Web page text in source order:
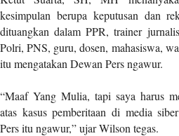
c
a
t
e
o
r
y
kesimpulan berupa keputusan dan
dituangkan dalam PPR, trainer
Polri, PNS, guru, dosen, mahasiswa,
itu mengatakan Dewan Pers ngawur.
“Maaf Yang Mulia, tapi saya harus
atas kasus pemberitaan di media
Pers itu ngawur,” ujar Wilson tegas.